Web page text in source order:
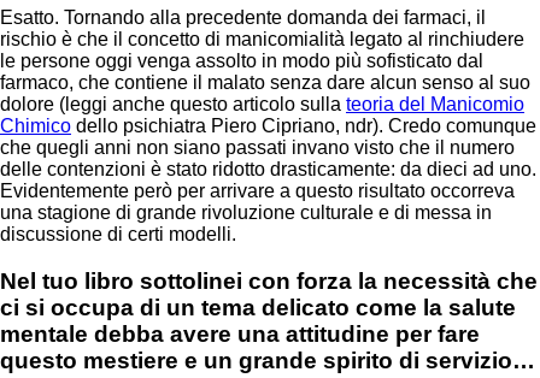
Esatto. Tornando alla precedente domanda dei farmaci, il
rischio è che il concetto di manicomialità legato al rinchiudere
le persone oggi venga assolto in modo più sofisticato dal
farmaco, che contiene il malato senza dare alcun senso al suo
dolore (leggi anche questo articolo sulla teoria del Manicomio
Chimico dello psichiatra Piero Cipriano, ndr). Credo comunque
che quegli anni non siano passati invano visto che il numero
delle contenzioni è stato ridotto drasticamente: da dieci ad uno.
Evidentemente però per arrivare a questo risultato occorreva
una stagione di grande rivoluzione culturale e di messa in
discussione di certi modelli.
Nel tuo libro sottolinei con forza la necessità che
ci si occupa di un tema delicato come la salute
mentale debba avere una attitudine per fare
questo mestiere e un grande spirito di servizio…